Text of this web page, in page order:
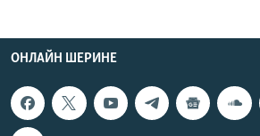
ОНЛАЙН ШЕРИНЕ